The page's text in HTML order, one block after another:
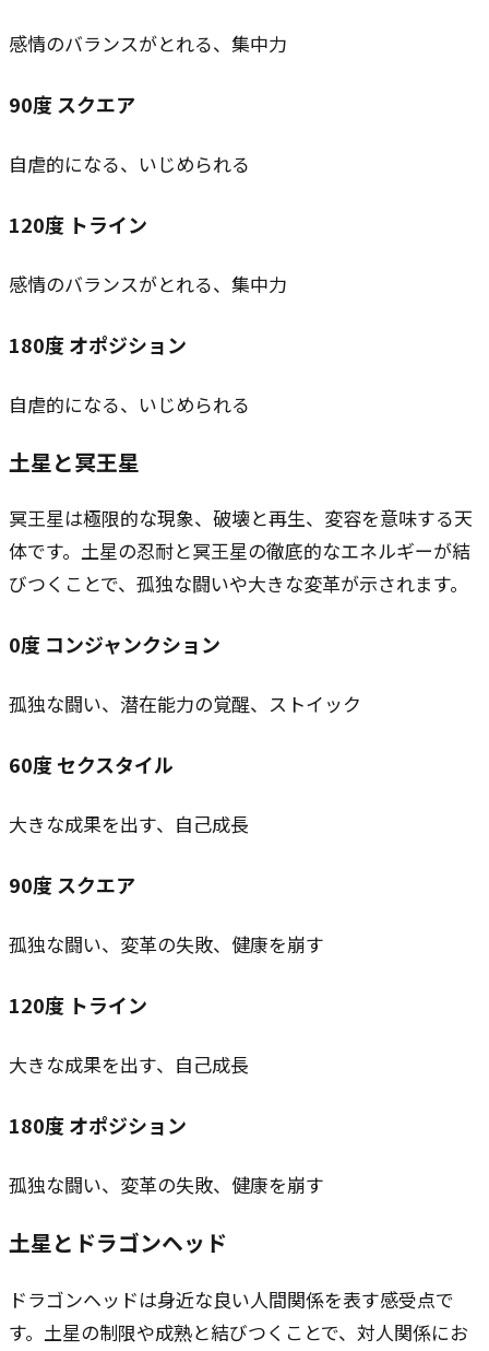
感情のバランスがとれる、集中力
90度スクエア
自虐的になる、いじめられる
120度 トライン
感情のバランスがとれる、集中力
180度オポジション
自虐的になる、いじめられる
土星と冥王星
冥王星は極限的な現象、破壊と再生、変容を意味する天
体です。土星の忍耐と冥王星の徹底的なエネルギーが結
びつくことで、孤独な闘いや大きな変革が示されます。
0度 コンジャンクション
孤独な闘い、潜在能力の覚醒、ストイック
60度セクスタイル
大きな成果を出す、自己成長
90度スクエア
孤独な闘い、変革の失敗、健康を崩す
120度 トライン
大きな成果を出す、自己成長
180度オポジション
孤独な闘い、変革の失敗、健康を崩す
土星とドラゴンヘッド
ドラゴンヘッドは身近な良い人間関係を表す感受点で
す。土星の制限や成熟と結びつくことで、対人関係にお